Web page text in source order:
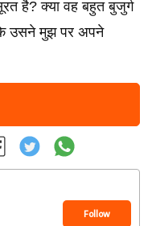
है? क्या वह बहुत बुजुर्ग
उसने मुझ पर अपने
Follow